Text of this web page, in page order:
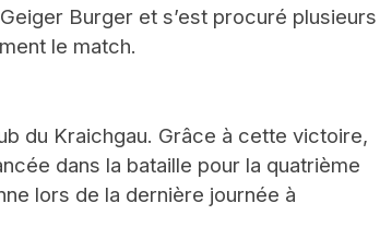
Burger et s’est procuré plusieurs
le match.
du Kraichgau. Grâce à cette victoire,
dans la bataille pour la quatrième
lors de la dernière journée à